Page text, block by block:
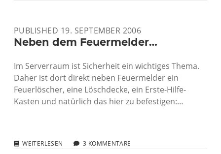
PUBLISHED 19. SEPTEMBER 2006
Neben dem Feuermelder…
Im Serverraum ist Sicherheit ein wichtiges Thema.
Daher ist dort direkt neben Feuermelder ein
Feuerlöscher, eine Löschdecke, ein Erste-Hilfe-
Kasten und natürlich das hier zu befestigen:…
WEITERLESEN NEBEN3 KOMMENTARE